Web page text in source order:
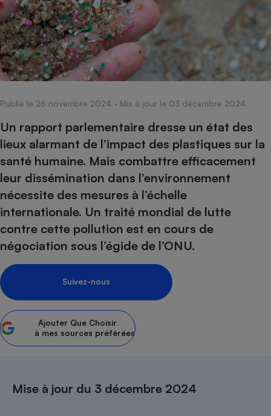
Publié le 26 novembre 2024 · Mis à jour le 03 décembre 2024
Un rapport parlementaire dresse un état des
lieux alarmant de l’impact des plastiques sur la
santé humaine. Mais combattre efficacement
leur dissémination dans l’environnement
nécessite des mesures à l’échelle
internationale. Un traité mondial de lutte
contre cette pollution est en cours de
négociation sous l’égide de l’ONU.
Suivez-nous
Ajouter Que Choisir
à mes sources préférées
Mise à jour du 3 décembre 2024
Sécurité - Hygiène
Supermarché - Drive
Assurance
Banque - Crédit
Epargne - Fiscalité
Mutuelle
Circulation routière
Contrôle technique -
Pièce détachée
Moto
Comparateur auto
Comparatif
Comparatif hotte
Comparatif climatiseur
Comparatif aspirateur
Comparatif aspirateur
Comparatif cafetière
Comparatif robot cuiseur
Comparatif centrale
Gros électroménager
Petit électroménager -
Électricité - Gaz
Comparatif casque audio
Comparatif imprimante
Comparatif ordinateur
Comparatif ultrabook
Comparatif tablette
Image et son
Informatique
Internet
Téléphonie
Crédit immobilier
Comparatif tondeuse
Comparatif radiateur
Aménagement
Bricolage - Jardinage
Chauffage
Produit d'entretien
Sécurité domestique
Matelas
Hygiène - Beauté
Maladie - Médecine -
Système de santé -
Maison de retraite
Retraite
Choisir son fioul
Choisir son pellet
Comparateur assurance emprunteur
Energie Moins Chère Ensemble
Tous les comparateurs
Toutes les cartes interactives
Speedtest - Testez le débit de votre
connexion Internet